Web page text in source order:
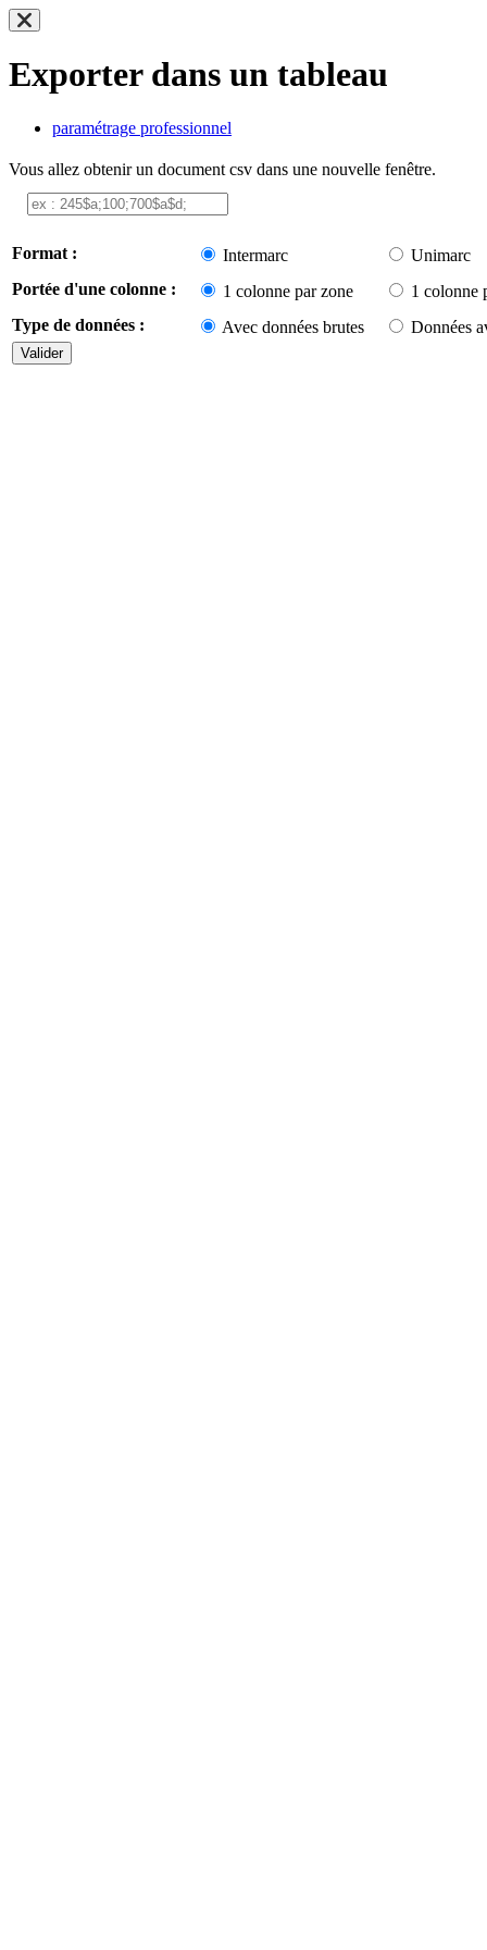
Exporter dans un tableau
paramétrage professionnel
Vous allez obtenir un document csv dans une nouvelle fenêtre.
Format : Intermarc
Unimarc
Portée d'une colonne :
1 colonne par zone
1 colonne
Type de données :
Avec données brutes Données